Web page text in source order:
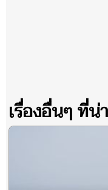
เรื่องอื่นๆ ที่น่